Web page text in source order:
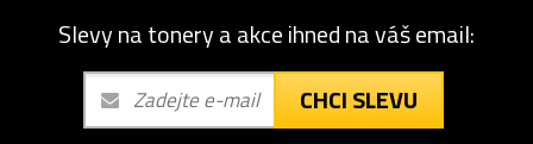
Slevy na tonery a akce ihned na váš email:
CHCI SLEVU